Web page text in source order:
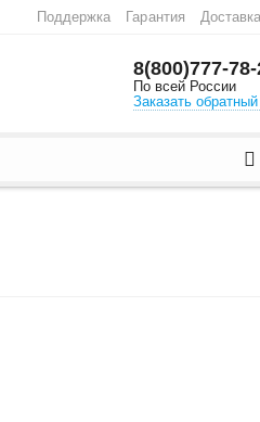
Поддержка Гарантия
8(800)777-
По всей России
Заказать обратный